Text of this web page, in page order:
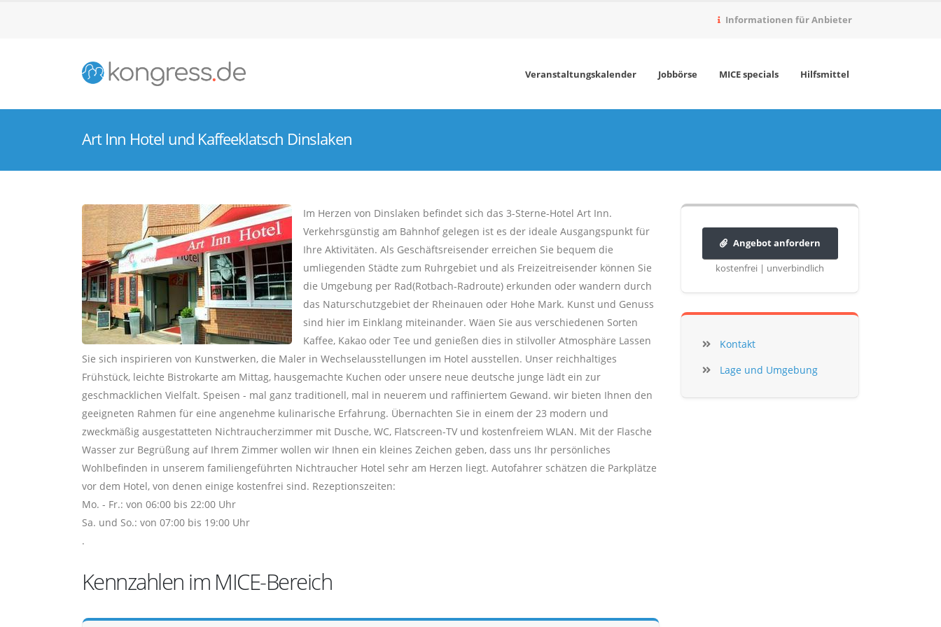
Informationen für Anbieter
Veranstaltungskalender Jobbörse MICE specials Hilfsmittel
Art Inn Hotel und Kaffeeklatsch Dinslaken
Im Herzen von Dinslaken befindet sich das 3-Sterne-Hotel Art Inn.
Verkehrsgünstig am Bahnhof gelegen ist es der ideale Ausgangspunkt für
Ihre Aktivitäten. Als Geschäftsreisender erreichen Sie bequem die
umliegenden Städte zum Ruhrgebiet und als Freizeitreisender können Sie
die Umgebung per Rad(Rotbach-Radroute) erkunden oder wandern durch
das Naturschutzgebiet der Rheinauen oder Hohe Mark. Kunst und Genuss
sind hier im Einklang miteinander. Wäen Sie aus verschiedenen Sorten
Kaffee, Kakao oder Tee und genießen dies in stilvoller Atmosphäre Lassen
Sie sich inspirieren von Kunstwerken, die Maler in Wechselausstellungen im Hotel ausstellen. Unser reichhaltiges
Frühstück, leichte Bistrokarte am Mittag, hausgemachte Kuchen oder unsere neue deutsche junge lädt ein zur
geschmacklichen Vielfalt. Speisen - mal ganz traditionell, mal in neuerem und raffiniertem Gewand. wir bieten Ihnen den
geeigneten Rahmen für eine angenehme kulinarische Erfahrung. Übernachten Sie in einem der 23 modern und
zweckmäßig ausgestatteten Nichtraucherzimmer mit Dusche, WC, Flatscreen-TV und kostenfreiem WLAN. Mit der Flasche
Wasser zur Begrüßung auf Ihrem Zimmer wollen wir Ihnen ein kleines Zeichen geben, dass uns Ihr persönliches
Wohlbefinden in unserem familiengeführten Nichtraucher Hotel sehr am Herzen liegt. Autofahrer schätzen die Parkplätze
vor dem Hotel, von denen einige kostenfrei sind. Rezeptionszeiten:
Mo. - Fr.: von 06:00 bis 22:00 Uhr
Sa. und So.: von 07:00 bis 19:00 Uhr
.
Kennzahlen im MICE-Bereich
Angebot anfordern
kostenfrei | unverbindlich
Kontakt
Lage und Umgebung